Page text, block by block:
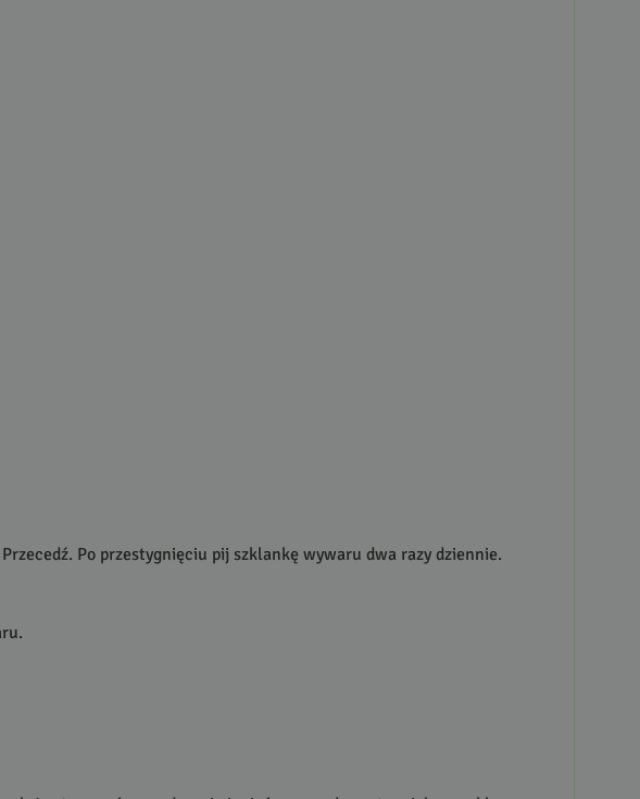
Po przestygnięciu pij szklankę wywaru dwa razy dziennie.